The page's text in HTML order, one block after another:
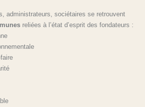
administrateurs, sociétaires se retrouvent
reliées à l’état d’esprit des fondateurs :